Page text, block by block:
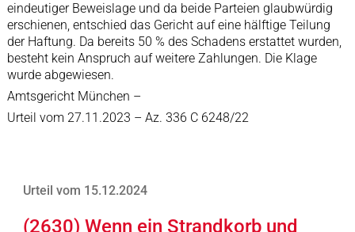
eindeutiger Beweislage und da beide Parteien glaubwürdig
erschienen, entschied das Gericht auf eine hälftige Teilung
der Haftung. Da bereits 50 % des Schadens erstattet wurden,
besteht kein Anspruch auf weitere Zahlungen. Die Klage
wurde abgewiesen.
Amtsgericht München –
Urteil vom 27.11.2023 – Az. 336 C 6248/22
Urteil vom 15.12.2024
(2630) Wenn ein Strandkorb und